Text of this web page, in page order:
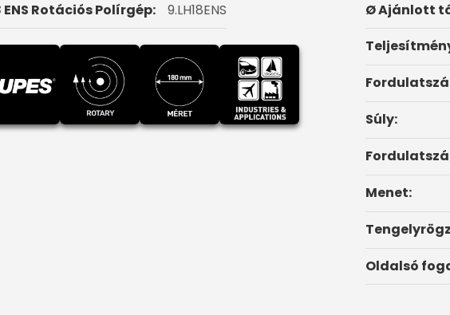
ENS Rotációs Polírgép: 9.LH18ENS Ø Ajánlott
Súly:
Menet:
Oldalsó